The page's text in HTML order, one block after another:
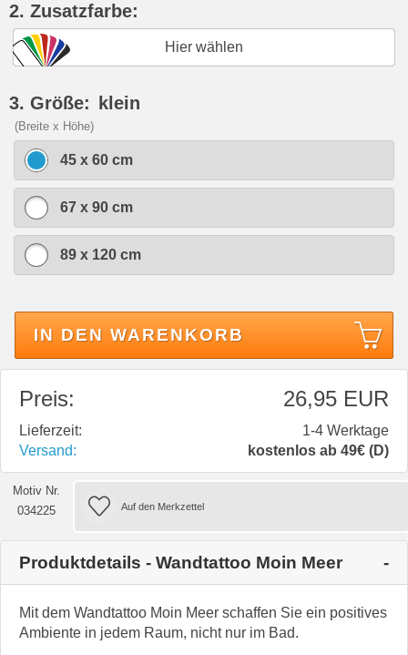
2. Zusatzfarbe:
Hier wählen
3. Größe: klein
(Breite x Höhe)
45 x 60 cm
67 x 90 cm
89 x 120 cm
IN DEN WARENKORB
Preis: 26,95 EUR
Lieferzeit:
1-4 Werktage
Versand:
kostenlos ab 49€ (D)
Motiv Nr.
034225
Produktdetails - Wandtattoo Moin Meer
Mit dem Wandtattoo Moin Meer schaffen Sie ein positives
Ambiente in jedem Raum, nicht nur im Bad.